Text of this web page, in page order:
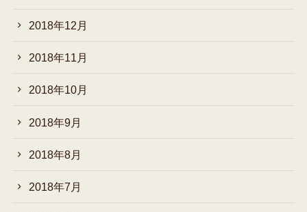
2018年12月
2018年11月
2018年10月
2018年9月
2018年8月
2018年7月